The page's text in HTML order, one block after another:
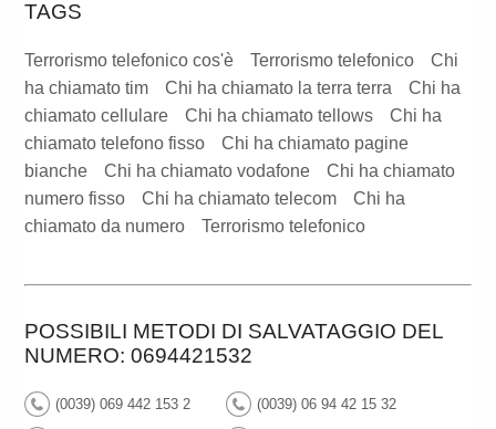
TAGS
Terrorismo telefonico cos'è Terrorismo telefonico
Chi
ha chiamato tim
Chi ha chiamato la terra terra
Chi ha
chiamato cellulare
Chi ha chiamato tellows
Chi ha
chiamato telefono fisso
Chi ha chiamato pagine
bianche
Chi ha chiamato vodafone
Chi ha chiamato
numero fisso
Chi ha chiamato telecom
Chi ha
chiamato da numero
Terrorismo telefonico
POSSIBILI METODI DI SALVATAGGIO DEL
NUMERO: 0694421532
(0039) 069 442 153 2 (0039) 06 94 42 15 32